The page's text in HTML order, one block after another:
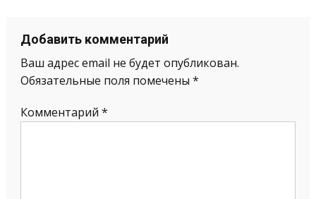
Добавить комментарий
Ваш адрес email не будет опубликован.
Обязательные поля помечены *
Комментарий *